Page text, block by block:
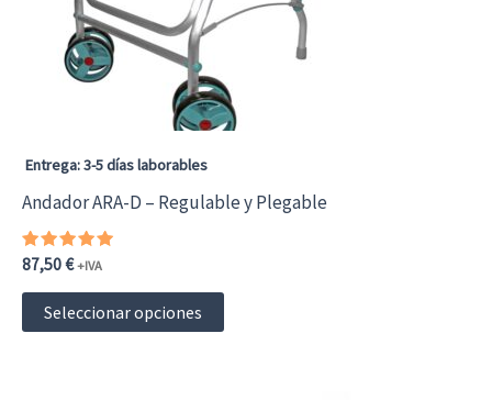
pueden
en
la
de
Entrega: 3-5 días laborables
Andador ARA-D – Regulable y Plegable
Valorado
con
5.00
de 5
87,50€ +IVA
Seleccionar opciones
Este
producto